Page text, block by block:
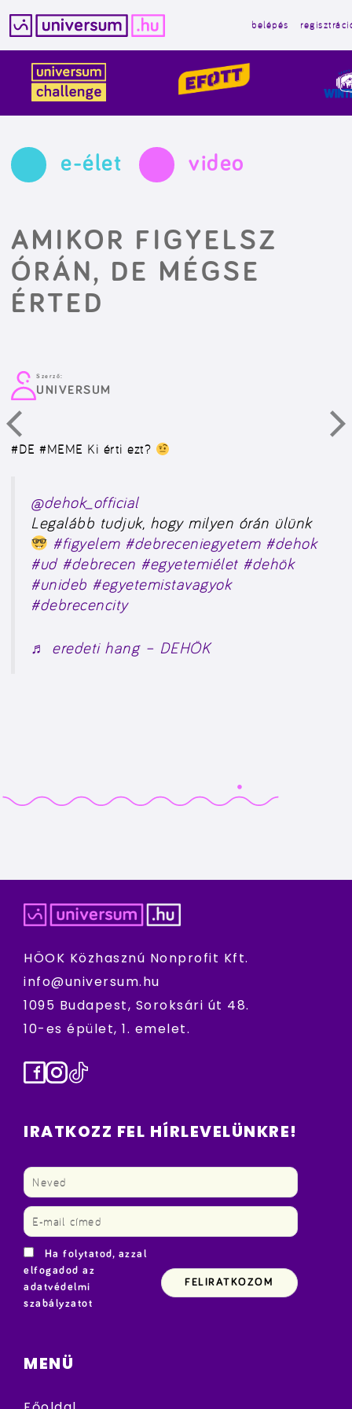
tartalomba
belépés
e-élet video
AMIKOR FIGYELSZ
ÓRÁN, DE MÉGSE
ÉRTED
Szerző:
UNIVERSUM
#DE #MEME Ki érti ezt?
@dehok_official
Legalább tudjuk, hogy milyen órán ülünk
#figyelem #debreceniegyetem #dehok
#ud #debrecen #egyetemiélet #dehök
#unideb #egyetemistavagyok
#debrecencity
♬ eredeti hang – DEHÖK
HÖOK Közhasznú Nonprofit Kft.
info@universum.hu
1095 Budapest, Soroksári út 48.
10-es épület, 1. emelet.
Facebook
Instagram
TikTok
IRATKOZZ FEL HÍRLEVELÜNKRE!
Ha folytatod, azzal
elfogadod az
adatvédelmi
szabályzatot
MENÜ